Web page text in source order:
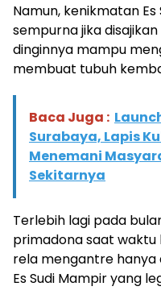
Namun, kenikmatan
sempurna jika
dinginnya mampu
membuat tubuh
Baca Juga :
Surabaya, Lapis
Menemani
Sekitarnya
Terlebih lagi pada
primadona saat
rela mengantre
Es Sudi Mampir yang